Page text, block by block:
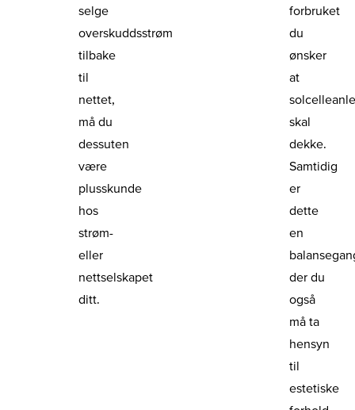
selge
overskuddsstrøm
tilbake
til
nettet,
må du
dessuten
være
plusskunde
hos
strøm-
eller
nettselskapet
ditt.
forbruket
du
ønsker
at
skal
dekke.
Samtidig
er
dette
en
der du
også
må ta
hensyn
til
estetiske